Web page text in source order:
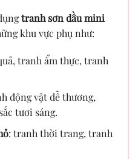
tranh sơn dầu mini
khu vực phụ như:
tranh ẩm thực, tranh
động vật dễ thương,
tươi sáng.
: tranh thời trang, tranh